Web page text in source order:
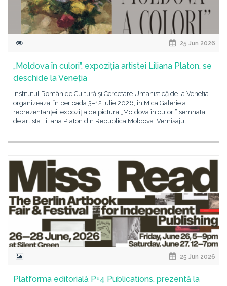
25 Jun 2026
„Moldova în culori”, expoziția artistei Liliana Platon, se
deschide la Veneția
Institutul Român de Cultură și Cercetare Umanistică de la Veneția
organizează, în perioada 3–12 iulie 2026, în Mica Galerie a
reprezentanței, expoziția de pictură „Moldova în culori” semnată
de artista Liliana Platon din Republica Moldova. Vernisajul
25 Jun 2026
Platforma editorială P+4 Publications, prezentă la